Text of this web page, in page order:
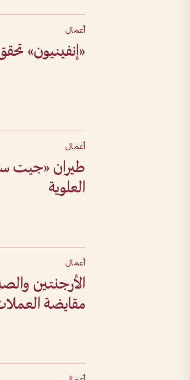
أعمال
«إنفينيون»
أعمال
طيران «جيت
العلوية
أعمال
الأرجنتين
مقايضة